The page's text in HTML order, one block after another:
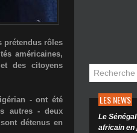
prétendus rôles
américaines,
des citoyens
- ont été
autres - deux
détenus en
LES NEWS
Le
africain en